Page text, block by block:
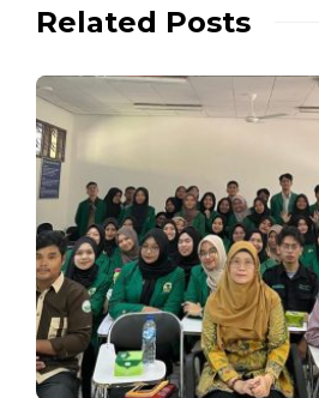
Related Posts